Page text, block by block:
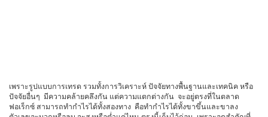
เพราะรูปแบบการเทรด รวมทั้งการวิเคราะห์ ปัจจัยทางพื้นฐานและเทคนิค หรือ
ปัจจัยอื่นๆ มีความคล้ายคลึงกัน แต่ความแตกต่างกัน จะอยู่ตรงที่ในตลาด
ฟอเร็กซ์ สามารถทำกำไรได้ทั้งสองทาง คือทำกำไรได้ทั้งขาขึ้นและขาลง